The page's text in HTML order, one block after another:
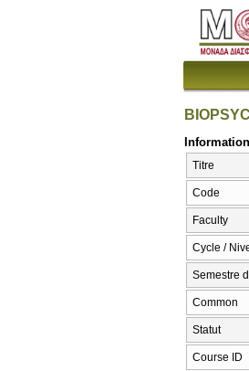
Titre
Code
Faculty
Cycle /
Semestre
Common
Statut
Course ID